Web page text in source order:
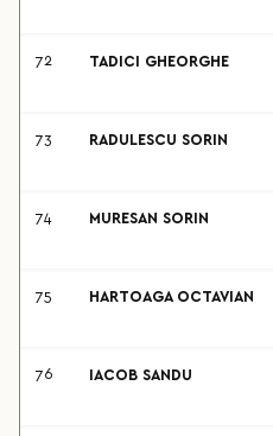
72 TADICI GHEORGHE
73 RADULESCU SORIN
74 MURESAN SORIN
75 HARTOAGA OCTAVIAN
76 IACOB SANDU